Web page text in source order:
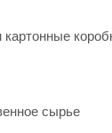
картонные
сырье